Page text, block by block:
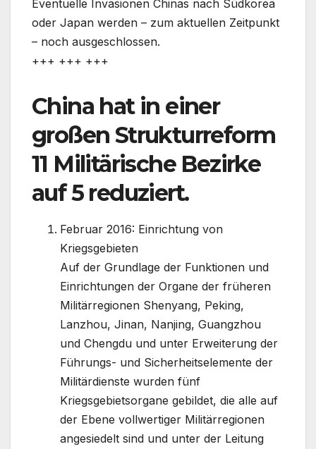
Eventuelle Invasionen Chinas nach Südkorea
oder Japan werden – zum aktuellen Zeitpunkt
– noch ausgeschlossen.
+++ +++ +++
China hat in einer
großen Strukturreform
11 Militärische Bezirke
auf 5 reduziert.
Februar 2016: Einrichtung von
Kriegsgebieten
Auf der Grundlage der Funktionen und
Einrichtungen der Organe der früheren
Militärregionen Shenyang, Peking,
Lanzhou, Jinan, Nanjing, Guangzhou
und Chengdu und unter Erweiterung der
Führungs- und Sicherheitselemente der
Militärdienste wurden fünf
Kriegsgebietsorgane gebildet, die alle auf
der Ebene vollwertiger Militärregionen
angesiedelt sind und unter der Leitung